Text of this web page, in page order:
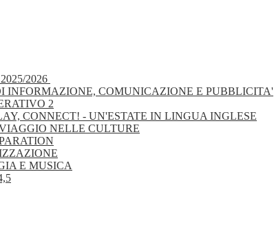
2026
INFORMAZIONE, COMUNICAZIONE E PUBBLICITA'
2
CONNECT! - UN'ESTATE IN LINGUA INGLESE
NELLE CULTURE
E MUSICA